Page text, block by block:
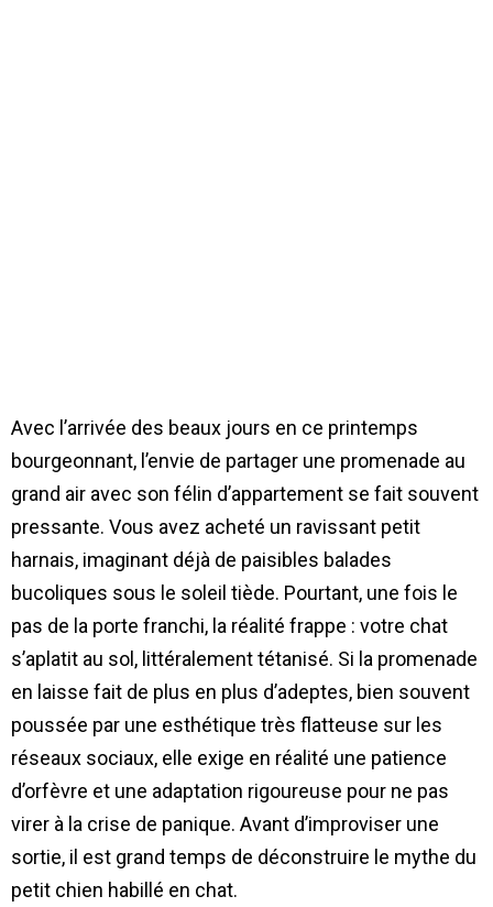
Avec l’arrivée des beaux jours en ce printemps
bourgeonnant, l’envie de partager une promenade au
grand air avec son félin d’appartement se fait souvent
pressante. Vous avez acheté un ravissant petit
harnais, imaginant déjà de paisibles balades
bucoliques sous le soleil tiède. Pourtant, une fois le
pas de la porte franchi, la réalité frappe : votre chat
s’aplatit au sol, littéralement tétanisé. Si la promenade
en laisse fait de plus en plus d’adeptes, bien souvent
poussée par une esthétique très flatteuse sur les
réseaux sociaux, elle exige en réalité une patience
d’orfèvre et une adaptation rigoureuse pour ne pas
virer à la crise de panique. Avant d’improviser une
sortie, il est grand temps de déconstruire le mythe du
petit chien habillé en chat.